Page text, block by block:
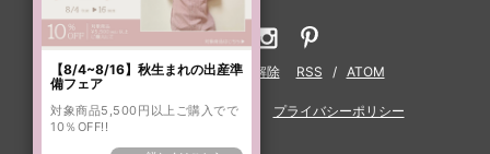
ブログ メルマガ登録・解除 RSS / ATOM
特定商法取引法に基づく表記 プライバシーポリシー
【8/4~8/16】秋生まれの出産準
備フェア
対象商品5,500円以上ご購入でで
10％OFF!!